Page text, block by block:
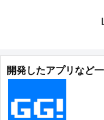
開発したアプリなど